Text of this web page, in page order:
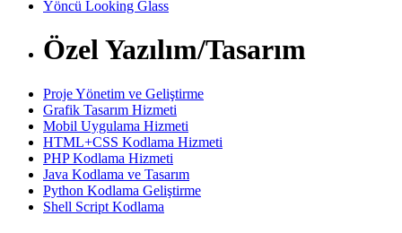
Yöncü Looking Glass
Özel Yazılım/Tasarım
Proje Yönetim ve Geliştirme
Grafik Tasarım Hizmeti
Mobil Uygulama Hizmeti
HTML+CSS Kodlama Hizmeti
PHP Kodlama Hizmeti
Java Kodlama ve Tasarım
Python Kodlama Geliştirme
Shell Script Kodlama